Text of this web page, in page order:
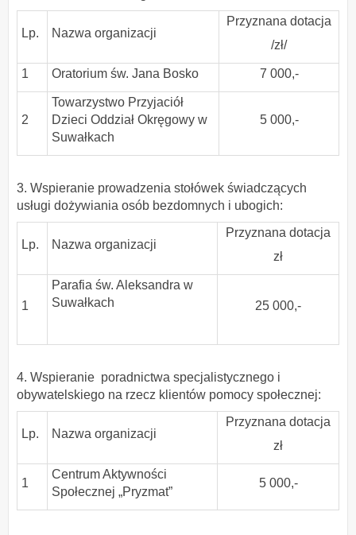
Lp. Nazwa organizacji
Przyznana dotacja
/zł/
1 Oratorium św. Jana Bosko 7 000,-
2
Towarzystwo Przyjaciół
Dzieci Oddział Okręgowy w
Suwałkach
5 000,-
3. Wspieranie prowadzenia stołówek świadczących
usługi dożywiania osób bezdomnych i ubogich:
Lp. Nazwa organizacji
Przyznana dotacja
zł
1
Parafia św. Aleksandra w
Suwałkach
25 000,-
4. Wspieranie poradnictwa specjalistycznego i
obywatelskiego na rzecz klientów pomocy społecznej:
Lp. Nazwa organizacji
Przyznana dotacja
zł
1
Centrum Aktywności
Społecznej „Pryzmat”
5 000,-